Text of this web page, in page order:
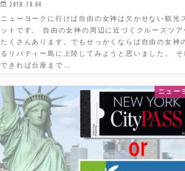
2018.10.04
ニューヨークに行けば自由の女神は欠かせない観光
ットです。 自由の女神の周辺に近づくクルーズツア
たくさんあります。でもせっかくならば自由の女神
るリバティー島に上陸してみようと思いました。 そ
できれば台座まで…
ニュー